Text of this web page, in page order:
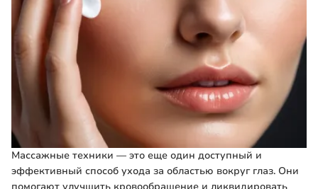
Массажные техники — это еще один доступный и
эффективный способ ухода за областью вокруг глаз. Они